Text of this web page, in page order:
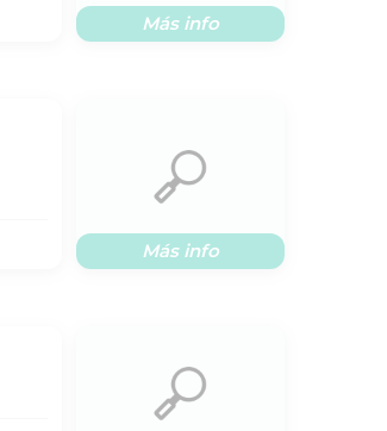
Más info
Más info